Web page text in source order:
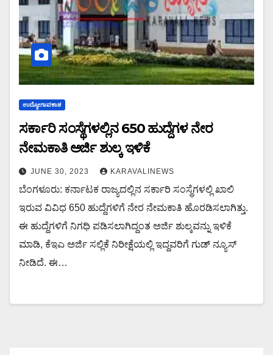
ಉದ್ಯೋಗಾವಕಾಶ
ಸರ್ಕಾರಿ ಸಂಸ್ಥೆಗಳಲ್ಲಿನ 650 ಹುದ್ದೆಗಳ ನೇರ
ನೇಮಕಾತಿ ಅರ್ಜಿ ಶುಲ್ಕ ಇಳಿಕೆ
JUNE 30, 2023 KARAVALINEWS
ಬೆಂಗಳೂರು: ಕರ್ನಾಟಕ ರಾಜ್ಯದಲ್ಲಿನ ಸರ್ಕಾರಿ ಸಂಸ್ಥೆಗಳಲ್ಲಿ ಖಾಲಿ
ಇರುವ ವಿವಿಧ 650 ಹುದ್ದೆಗಳಿಗೆ ನೇರ ನೇಮಕಾತಿ ಹೊರಡಿಸಲಾಗಿತ್ತು.
ಈ ಹುದ್ದೆಗಳಿಗೆ ನಿಗಧಿ ಪಡಿಸಲಾಗಿದ್ದಂತ ಅರ್ಜಿ ಶುಲ್ಕವನ್ನು ಇಳಿಕೆ
ಮಾಡಿ, ಕೆಇಎ ಅರ್ಜಿ ಸಲ್ಲಿಕೆ ನಿರೀಕ್ಷೆಯಲ್ಲಿ ಇದ್ದವರಿಗೆ ಗುಡ್ ನ್ಯೂಸ್
ನೀಡಿದೆ. ಈ…